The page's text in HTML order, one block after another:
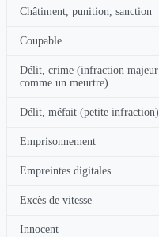
Châtiment, punition, sanction
Coupable
Délit, crime (infraction majeur
comme un meurtre)
Délit, méfait (petite infraction)
Emprisonnement
Empreintes digitales
Excès de vitesse
Innocent